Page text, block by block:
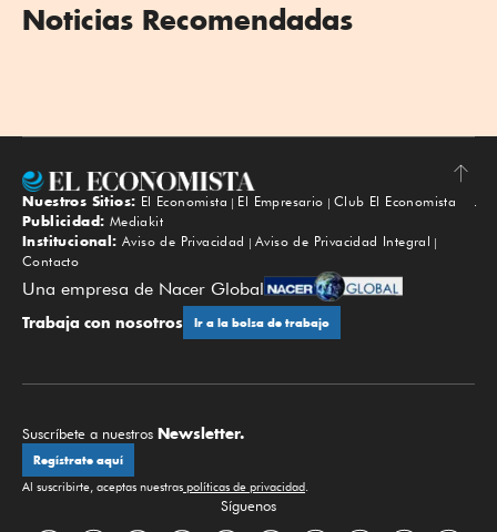
Noticias Recomendadas
Subir
Nuestros Sitios: El Economista El Empresario
Club El Economista
Publicidad: Mediakit
Institucional: Aviso de Privacidad
Aviso de Privacidad Integral
Contacto
Una empresa de Nacer Global
Trabaja con nosotros Ir a la bolsa de trabajo
Suscríbete a nuestros Newsletter.
Regístrate aquí
Al suscribirte, aceptas nuestras políticas de privacidad.
Síguenos